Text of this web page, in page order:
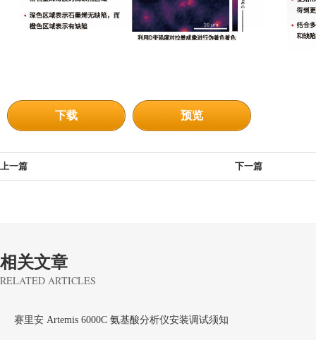
下载 预览
上一篇 下一篇
相关文章
RELATED ARTICLES
赛里安 Artemis 6000C 氨基酸分析仪安装调试须知